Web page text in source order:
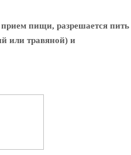
прием пищи, разрешается пить
или травяной) и